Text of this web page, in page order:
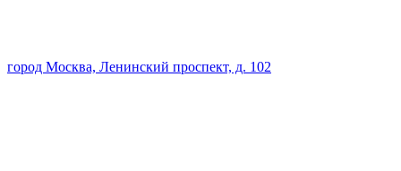
город Москва, Ленинский проспект, д. 102